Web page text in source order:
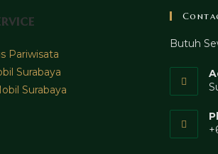
Pariwisata
Surabaya
Surabaya
Butuh